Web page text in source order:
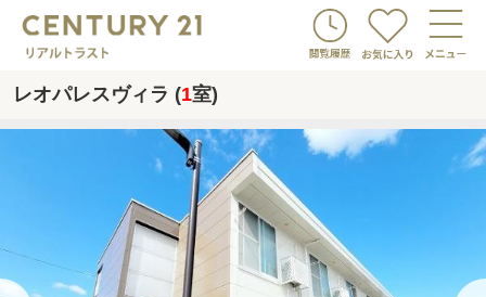
レオパレスヴィラ (1室)